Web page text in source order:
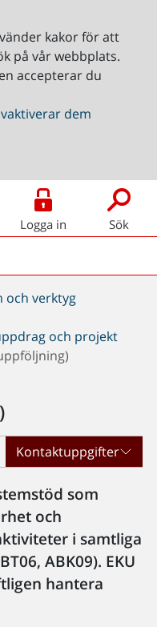
kakor för att
på vår webbplats.
accepterar du
dem
Logga in Sök
och verktyg
och projekt
Kontaktuppgifter
som
och
i samtliga
ABK09). EKU
hantera